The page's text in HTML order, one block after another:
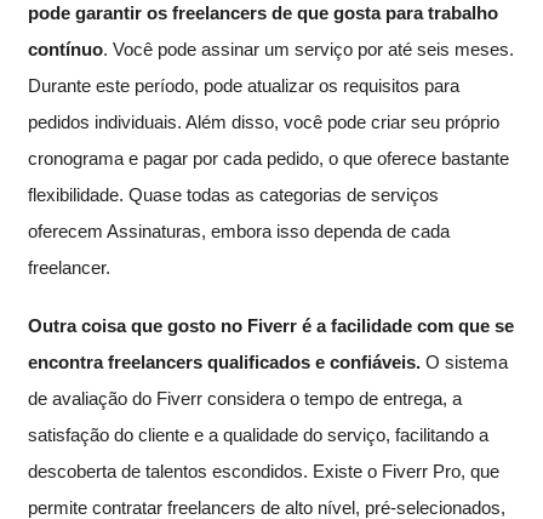
pode garantir os freelancers de que gosta para trabalho
contínuo. Você pode assinar um serviço por até seis meses.
Durante este período, pode atualizar os requisitos para
pedidos individuais. Além disso, você pode criar seu próprio
cronograma e pagar por cada pedido, o que oferece bastante
flexibilidade. Quase todas as categorias de serviços
oferecem Assinaturas, embora isso dependa de cada
freelancer.
Outra coisa que gosto no Fiverr é a facilidade com que se
encontra freelancers qualificados e confiáveis. O sistema
de avaliação do Fiverr considera o tempo de entrega, a
satisfação do cliente e a qualidade do serviço, facilitando a
descoberta de talentos escondidos. Existe o Fiverr Pro, que
permite contratar freelancers de alto nível, pré-selecionados,